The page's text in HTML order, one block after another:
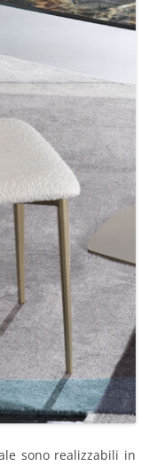
sono realizzabili in